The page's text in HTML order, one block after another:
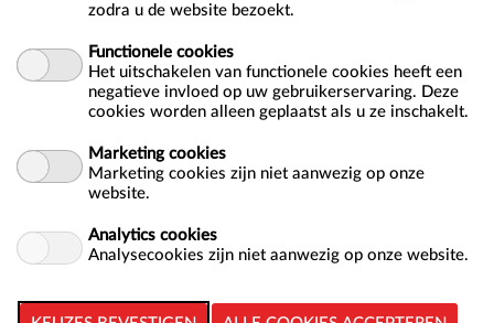
Locatie Nationaal Zwemcentrum De Tongelreep
5644 RX EINDHOVEN
NL
van onze 50-meterbaden: het Wedstrijdbad, Sportbad of
Trainingsbad. Bij iedere tijd waarop je kunt beginnen met
zwemmen staat aangegeven in welk bad het zwemmen
plaatsvindt. Je kunt t...
zodra u de website bezoekt.
Functionele cookies
Het uitschakelen van functionele cookies heeft een
negatieve invloed op uw gebruikerservaring. Deze
cookies worden alleen geplaatst als u ze inschakelt.
Marketing cookies
Marketing cookies zijn niet aanwezig op onze
website.
Analytics cookies
Analysecookies zijn niet aanwezig op onze website.